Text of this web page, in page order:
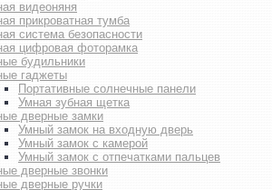
видеоняня
прикроватная тумба
система безопасности
цифровая фоторамка
будильники
гаджеты
Портативные солнечные панели
Умная зубная щетка
дверные замки
Умный замок на входную дверь
Умный замок с камерой
Умный замок с отпечатками пальцев
дверные звонки
дверные ручки